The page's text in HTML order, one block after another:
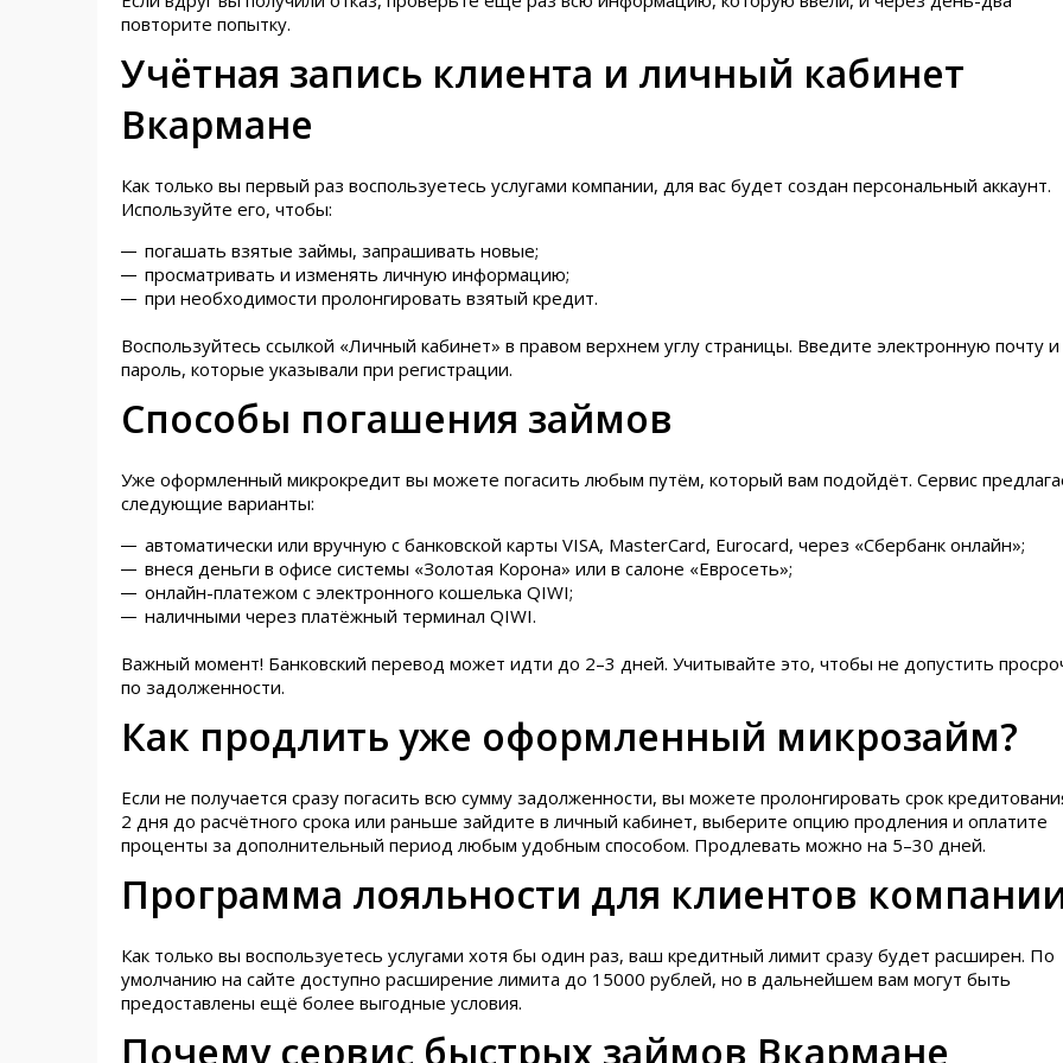
повторите попытку.
Учётная запись клиента и личный кабинет
Вкармане
Как только вы первый раз воспользуетесь услугами компании, для вас будет создан персональный аккаунт.
Используйте его, чтобы:
погашать взятые займы, запрашивать новые;
просматривать и изменять личную информацию;
при необходимости пролонгировать взятый кредит.
Воспользуйтесь ссылкой «Личный кабинет» в правом верхнем углу страницы. Введите электронную почту и
пароль, которые указывали при регистрации.
Способы погашения займов
Уже оформленный микрокредит вы можете погасить любым путём, который вам подойдёт. Сервис
следующие варианты:
автоматически или вручную с банковской карты VISA, MasterCard, Eurocard, через «Сбербанк онлайн»;
внеся деньги в офисе системы «Золотая Корона» или в салоне «Евросеть»;
онлайн-платежом с электронного кошелька QIWI;
наличными через платёжный терминал QIWI.
Важный момент! Банковский перевод может идти до 2–3 дней. Учитывайте это, чтобы не допустить
по задолженности.
Как продлить уже оформленный микрозайм?
Если не получается сразу погасить всю сумму задолженности, вы можете пролонгировать срок
2 дня до расчётного срока или раньше зайдите в личный кабинет, выберите опцию продления и оплатите
проценты за дополнительный период любым удобным способом. Продлевать можно на 5–30 дней.
Программа лояльности для клиентов
Как только вы воспользуетесь услугами хотя бы один раз, ваш кредитный лимит сразу будет расширен. По
умолчанию на сайте доступно расширение лимита до 15000 рублей, но в дальнейшем вам могут быть
предоставлены ещё более выгодные условия.
Почему сервис быстрых займов Вкармане